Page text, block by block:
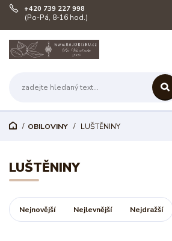
+420 739 227 998
(Po-Pá, 8-16 hod.)
OBILOVINY LUŠTĚNINY
LUŠTĚNINY
Nejnovější Nejlevnější Nejdražší